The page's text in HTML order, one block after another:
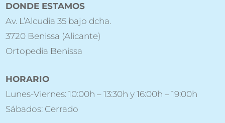
DONDE ESTAMOS
Av. L’Alcudia 35 bajo dcha.
3720 Benissa (Alicante)
Ortopedia Benissa
HORARIO
Lunes-Viernes: 10:00h – 13:30h y 16:00h – 19:00h
Sábados: Cerrado